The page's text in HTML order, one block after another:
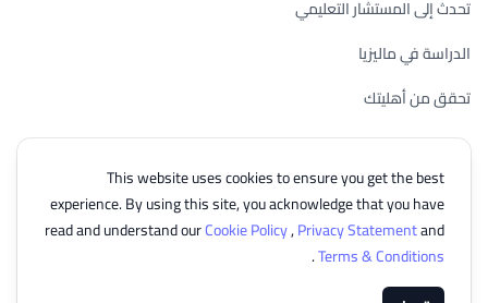
This website uses cookies to ensure you get the best
experience. By using this site, you acknowledge that you have
read and understand ourCookie Policy,Privacy Statementand
Terms & Conditions
.
تحدث إلى المستشار التعليمي
الدراسة في ماليزيا
تحقق من أهليتك
© 2026 EasyUni Sdn Bhd, company registration number 200801016907
(818200-P). All rights reserved.